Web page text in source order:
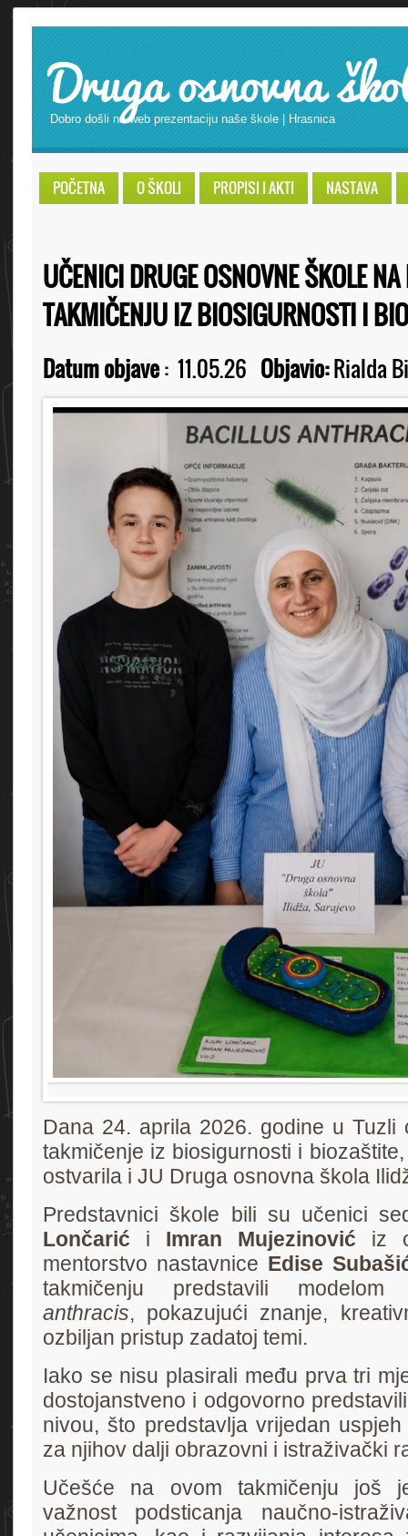
Druga osnovna
Dobro došli na web prezentaciju naše škole | Hrasnica
POČETNA O ŠKOLI PROPISI I AKTI NASTAVA
UČENICI DRUGE OSNOVNE ŠKOLE
TAKMIČENJU IZ BIOSIGURNOSTI I
Datum objave: 11.05.26 Objavio:Rialda
Dana 24. aprila 2026. godine u Tuzli
takmičenje iz biosigurnosti i
ostvarila i JU Druga osnovna škola
Predstavnici škole bili su učenici
Lončarić i Imran Mujezinović iz
mentorstvo nastavnice Edise
takmičenju predstavili
anthracis, pokazujući znanje,
ozbiljan pristup zadatoj temi.
Iako se nisu plasirali među prva tri
dostojanstveno i odgovorno
nivou, što predstavlja vrijedan
za njihov dalji obrazovni i istraživački
Učešće na ovom takmičenju još
važnost podsticanja naučno-